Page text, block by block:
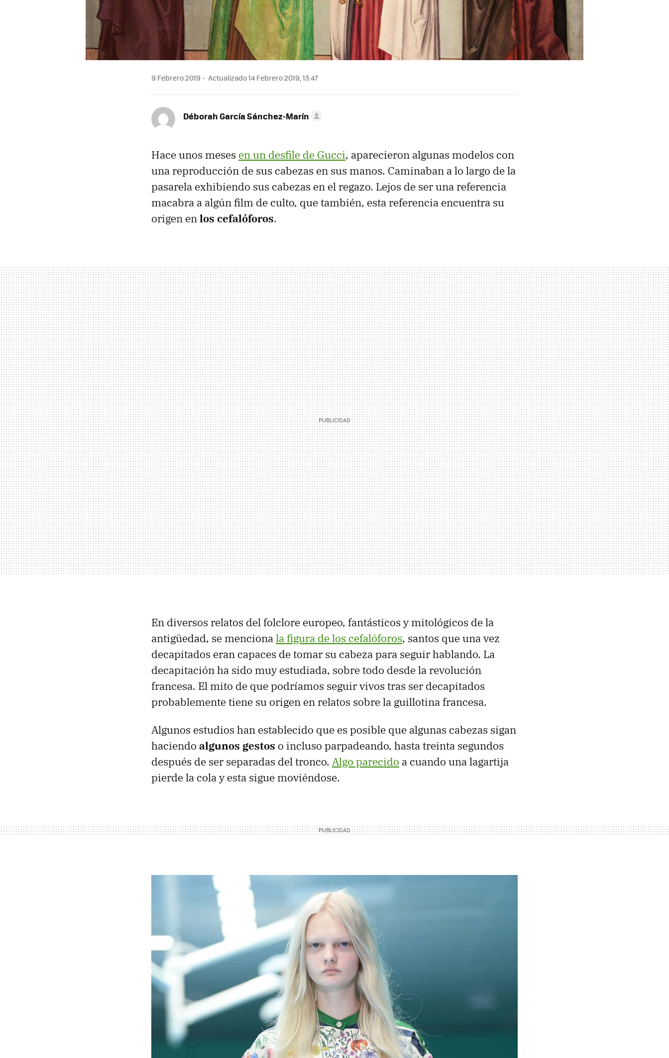
9 Febrero 2019 Actualizado 14 Febrero 2019, 13:47
Déborah García Sánchez-Marín
Hace unos meses en un desfile de Gucci, aparecieron algunas modelos con
una reproducción de sus cabezas en sus manos. Caminaban a lo largo de la
pasarela exhibiendo sus cabezas en el regazo. Lejos de ser una referencia
macabra a algún film de culto, que también, esta referencia encuentra su
origen enlos cefalóforos.
En diversos relatos del folclore europeo, fantásticos y mitológicos de la
antigüedad, se mencionala figura de los cefalóforos, santos que una vez
decapitados eran capaces de tomar su cabeza para seguir hablando. La
decapitación ha sido muy estudiada, sobre todo desde la revolución
francesa. El mito de que podríamos seguir vivos tras ser decapitados
probablemente tiene su origen en relatos sobre la guillotina francesa.
Algunos estudios han establecido que es posible que algunas cabezas sigan
haciendo algunos gestos o incluso parpadeando, hasta treinta segundos
después de ser separadas del tronco. Algo parecido a cuando una lagartija
pierde la cola y esta sigue moviéndose.